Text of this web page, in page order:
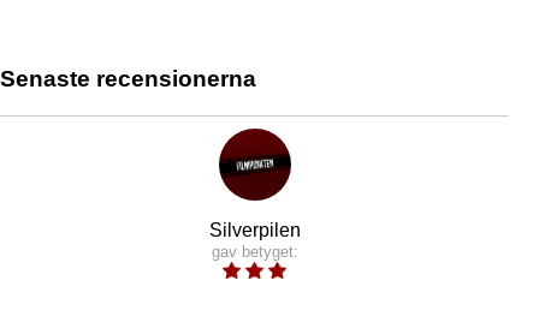
Senaste recensionerna
Silverpilen
gav betyget: